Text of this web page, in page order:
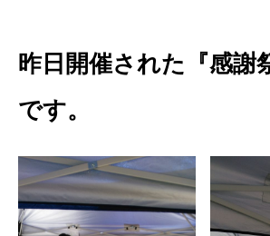
昨日開催された『感謝
です。